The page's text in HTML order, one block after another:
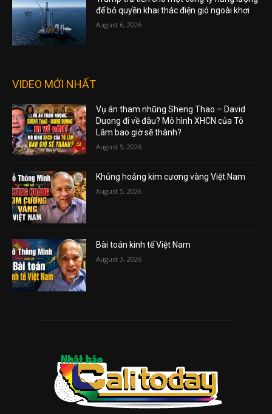
để bỏ quyền khai thác điện gió ngoài khơi
August 6, 2026
VIDEO MỚI NHẤT
Vụ án tham nhũng Sheng Thao – David
Duong đi về đâu? Mô hình XHCN của Tô
Lâm bao giờ sẽ thành?
August 5, 2026
Khủng hoảng kim cương vàng Việt Nam
August 5, 2026
Bài toán kinh tế Việt Nam
August 3, 2026